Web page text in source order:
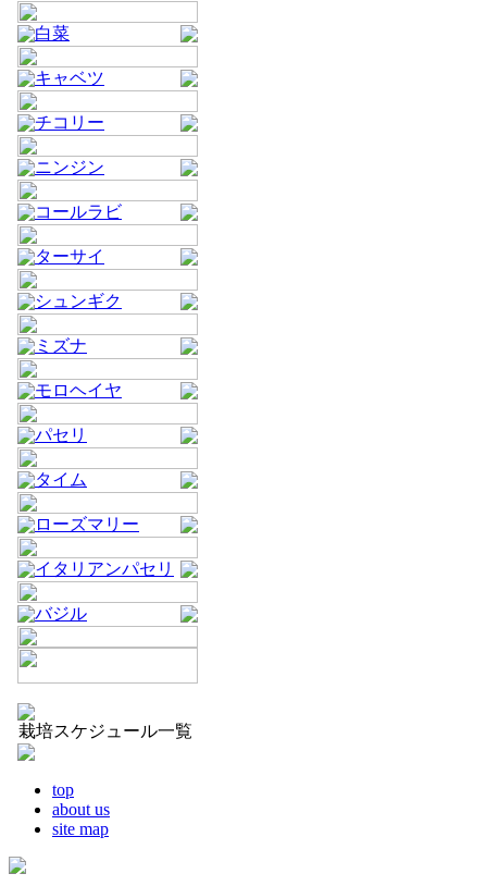
白菜
キャベツ
チコリー
ニンジン
コールラビ
ターサイ
シュンギク
ミズナ
モロヘイヤ
パセリ
タイム
ローズマリー
イタリアンパセリ
バジル
栽培スケジュール一覧
top
about us
site map